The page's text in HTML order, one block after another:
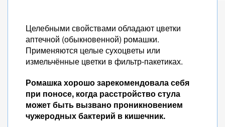
Целебными свойствами обладают цветки
аптечной (обыкновенной) ромашки.
Применяются целые сухоцветы или
измельчённые цветки в фильтр-пакетиках.
Ромашка хорошо зарекомендовала себя
при поносе, когда расстройство стула
может быть вызвано проникновением
чужеродных бактерий в кишечник.